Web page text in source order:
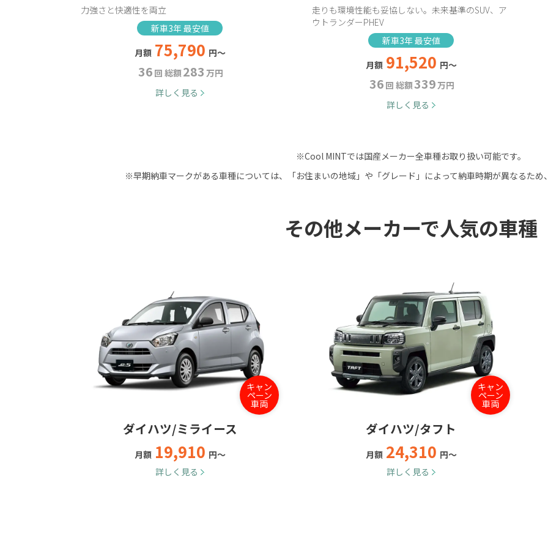
力強さと快適性を両立
新車3年 最安値
月額 75,790 円～
36 回 総額283 万円
詳しく見る
走りも環境性能も妥協しない。未来基準のSUV、ア
ウトランダーPHEV
新車3年 最安値
月額 91,520 円～
36 回 総額339万円
詳しく見る
※Cool MINTでは国産メーカー全車種お取り扱い可能です。
※早期納車マークがある車種については、「お住まいの地域」や 「グレード」によって納車時期が異なるため、
その他メーカーで人気の車種
キャン
ペーン
車両
ダイハツ/ミライース
月額 19,910 円～
詳しく見る
キャン
ペーン
車両
ダイハツ/タフト
月額 24,310 円～
詳しく見る